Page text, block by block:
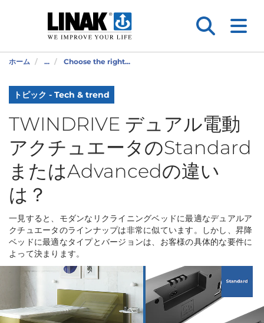
ホーム ... Choose the right...
トピック - Tech & trend
TWINDRIVE デュアル電動
アクチュエータのStandard
またはAdvancedの違い
は？
一見すると、モダンなリクライニングベッドに最適なデュアルア
クチュエータのラインナップは非常に似ています。しかし、昇降
ベッドに最適なタイプとバージョンは、お客様の具体的な要件に
よって決まります。